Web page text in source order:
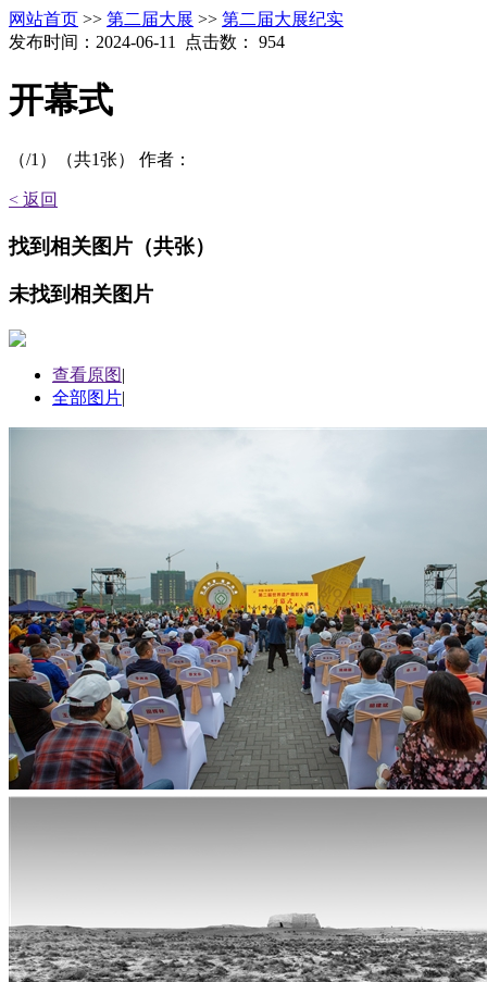
网站首页 >> 第二届大展 >> 第二届大展纪实
发布时间：2024-06-11 点击数： 954
开幕式
（/1） （共1张） 作者：
< 返回
找到相关图片 （共张）
未找到相关图片
查看原图 |
全部图片|